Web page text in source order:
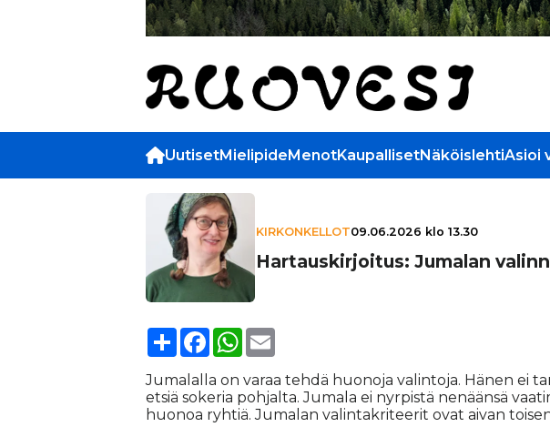
UutisetMielipideMenotKaupallisetNäköislehtiAsioi
KIRKONKELLOT09.06.2026 klo 13.30
Har­taus­kir­joi­tus: Jumalan
Share FacebookWhatsApp
Ju­ma­lal­la on va­raa teh­dä huo­no­ja va­lin­to­ja. Hä­nen ei
et­siä so­ke­ria poh­jal­ta. Ju­ma­la ei nyr­pis­tä ne­nään­sä
huo­noa ryh­tiä. Ju­ma­lan va­lin­tak­ri­tee­rit ovat ai­van